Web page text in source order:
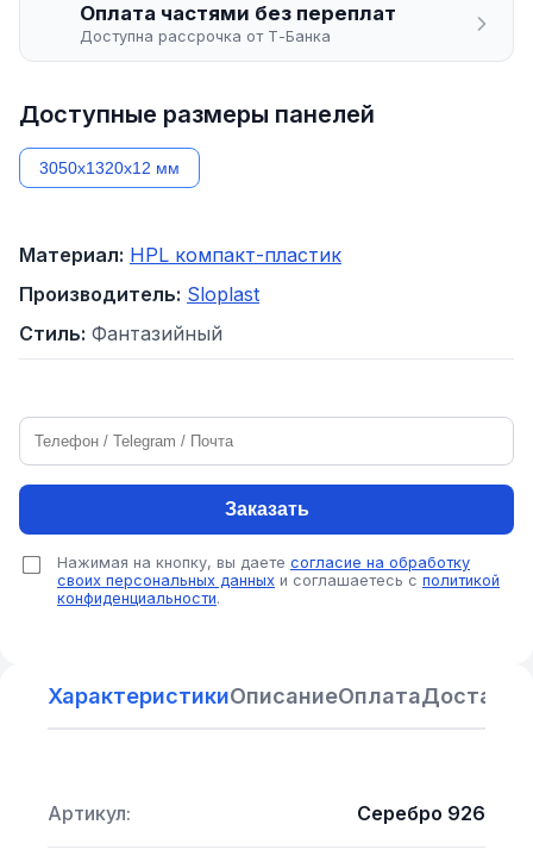
Оплата частями без переплат
Доступна рассрочка от Т-Банка
Доступные размеры панелей
3050х1320х12 мм
Материал: HPL компакт-пластик
Производитель: Sloplast
Стиль: Фантазийный
Заказать
Нажимая на кнопку, вы даете согласие на обработку
своих персональных данных и соглашаетесь с политикой
конфиденциальности.
ХарактеристикиОписаниеОплатаДоставка
Артикул: Серебро 926